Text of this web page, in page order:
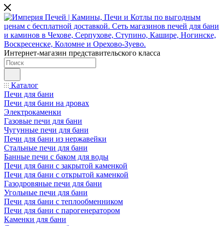
Интернет-магазин представительского класса
Каталог
Печи для бани
Печи для бани на дровах
Электрокаменки
Газовые печи для бани
Чугунные печи для бани
Печи для бани из нержавейки
Стальные печи для бани
Банные печи с баком для воды
Печи для бани с закрытой каменкой
Печи для бани с открытой каменкой
Газодровяные печи для бани
Угольные печи для бани
Печи для бани с теплообменником
Печи для бани с парогенератором
Каменки для бани